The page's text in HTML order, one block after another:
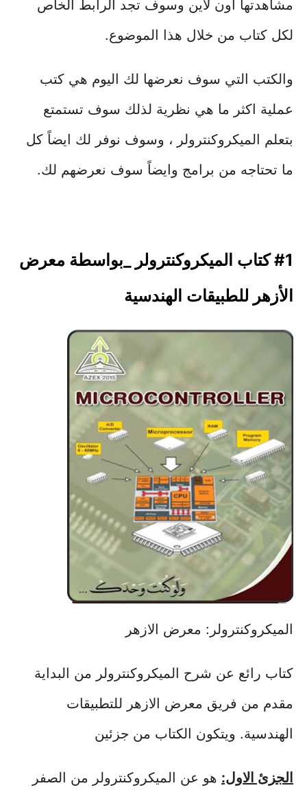
مشاهدتها اون لاين وسوف تجد الرابط الخاص
لكل كتاب من خلال هذا الموضوع.
والكتب التي سوف نعرضها لك اليوم هي كتب
عملية اكثر ما هي نظرية لذلك سوف تستمتع
بتعلم الميكروكنترولر ، وسوف نوفر لك ايضاً كل
ما تحتاجه من برامج وايضاً سوف نعرضهم لك.
#1 كتاب الميكروكنترولر _بواسطة معرض
الأزهر للطبيقات الهندسية
الميكروكنترولر: معرض الازهر
كتاب رائع عن شرح الميكروكنترولر من البداية
مقدم من فريق معرض الازهر للتطبيقات
الهندسية. ويتكون الكتاب من جزئين
الجزئ الاول: هو عن الميكروكنترولر من الصفر